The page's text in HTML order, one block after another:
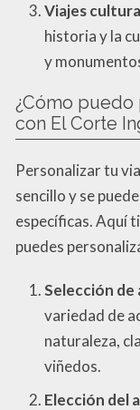
Viajes
historia y la
y
¿Cómo puedo
con El Corte
Personalizar tu
sencillo y se
específicas. Aquí
puedes
Selección de
variedad de
naturaleza,
viñedos.
Elección del